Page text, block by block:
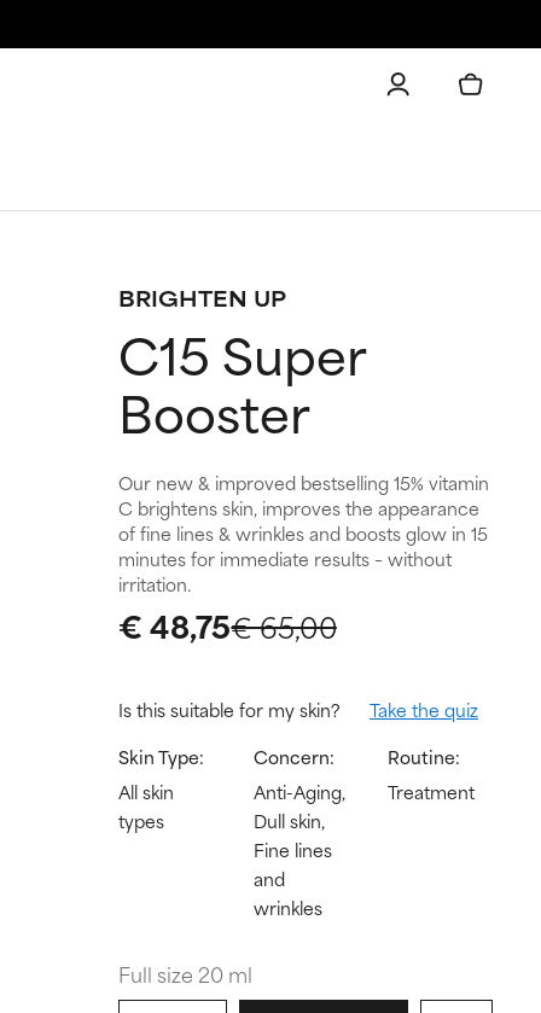
BRIGHTEN UP
C15 Super
Booster
Our new & improved bestselling 15% vitamin
C brightens skin, improves the appearance
of fine lines & wrinkles and boosts glow in 15
minutes for immediate results – without
irritation.
€ 65,00
€ 48,75
Is this suitable for my skin?
Take the quiz
Skin Type:
All skin
types
Concern:
Anti-Aging,
Dull skin,
Fine lines
and
wrinkles
Routine:
Treatment
Full size 20 ml